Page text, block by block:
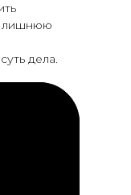
лишнюю
дела.